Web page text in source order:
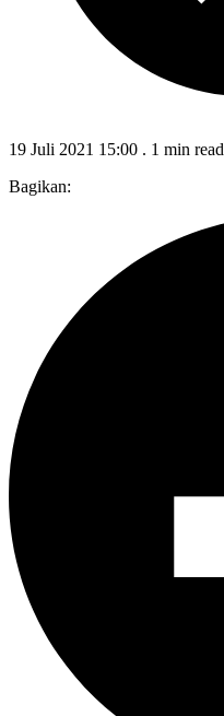
19 Juli 2021 15:00 . 1 min read
Bagikan: